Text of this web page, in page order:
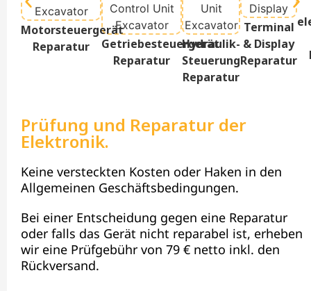
Motorsteuergerät
Reparatur
Getriebesteuergerät
Reparatur
Hydraulik-
Steuerung
Reparatur
Terminal
& Display
Reparatur
Prüfung und Reparatur der
Elektronik.
Keine versteckten Kosten oder Haken in den
Allgemeinen Geschäftsbedingungen.
Bei einer Entscheidung gegen eine Reparatur
oder falls das Gerät nicht reparabel ist, erheben
wir eine Prüfgebühr von 79 € netto inkl. den
Rückversand.